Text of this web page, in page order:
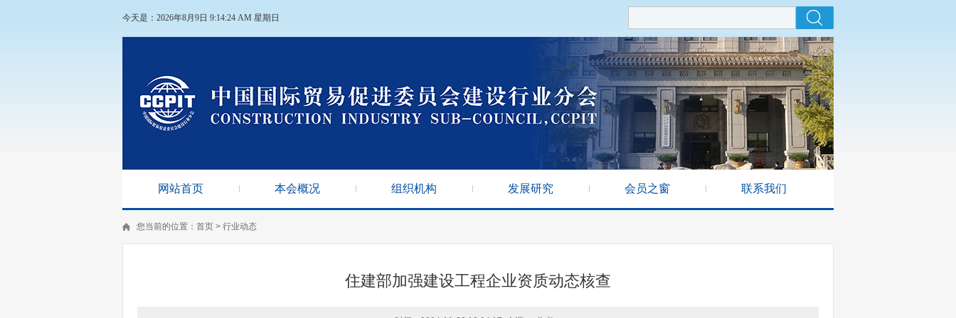
今天是：2026年8月9日 9:14:25 AM 星期日
网站首页 本会概况 组织机构 发展研究 会员之窗 联系我们
您当前的位置： 首页 > 行业动态
住建部加强建设工程企业资质动态核查